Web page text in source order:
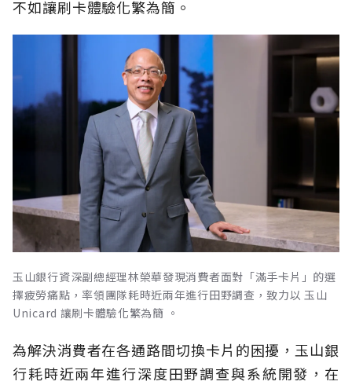
不如讓刷卡體驗化繁為簡。
玉山銀行資深副總經理林榮華發現消費者面對「滿手卡片」的選
擇疲勞痛點，率領團隊耗時近兩年進行田野調查，致力以 玉山
Unicard 讓刷卡體驗化繁為簡 。
為解決消費者在各通路間切換卡片的困擾，玉山銀
行耗時近兩年進行深度田野調查與系統開發，在